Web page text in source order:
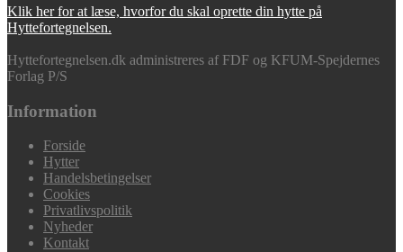
Klik her for at læse, hvorfor du skal oprette din hytte på
Hyttefortegnelsen.
Hyttefortegnelsen.dk administreres af FDF og KFUM-Spejdernes
Forlag P/S
Information
Forside
Hytter
Handelsbetingelser
Cookies
Privatlivspolitik
Nyheder
Kontakt